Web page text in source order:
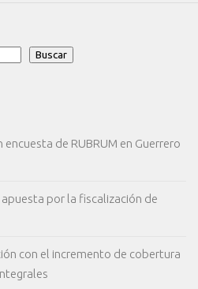
Buscar
de RUBRUM en Guerrero
apuesta por la fiscalización de
con el incremento de cobertura